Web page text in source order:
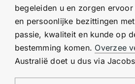
begeleiden u en zorgen
en persoonlijke bezittingen
passie, kwaliteit en kunde op
bestemming komen. Overzee
Australië doet u dus via